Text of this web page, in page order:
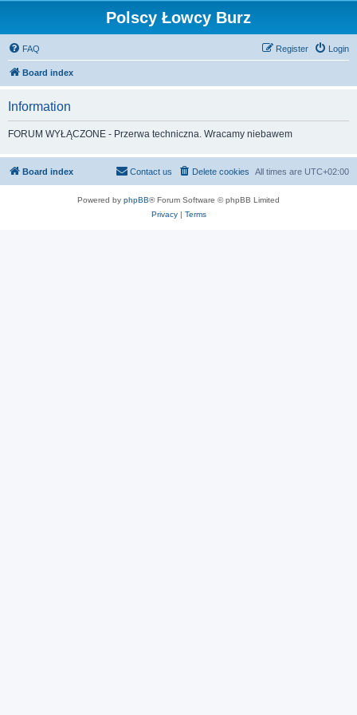
Polscy Łowcy Burz
FAQ Login
Register
Board index
Information
FORUM WYŁĄCZONE - Przerwa techniczna. Wracamy niebawem
Board index All times are UTC+02:00
Delete cookies
Contact us
Powered by phpBB® Forum Software © phpBB Limited
Privacy| Terms